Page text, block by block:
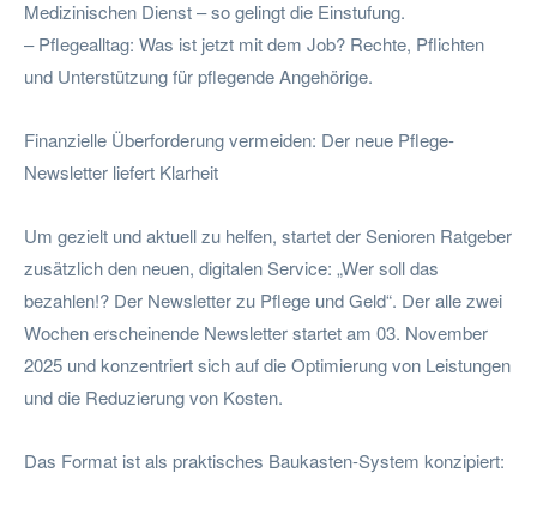
Medizinischen Dienst – so gelingt die Einstufung.
– Pflegealltag: Was ist jetzt mit dem Job? Rechte, Pflichten
und Unterstützung für pflegende Angehörige.
Finanzielle Überforderung vermeiden: Der neue Pflege-
Newsletter liefert Klarheit
Um gezielt und aktuell zu helfen, startet der Senioren Ratgeber
zusätzlich den neuen, digitalen Service: „Wer soll das
bezahlen!? Der Newsletter zu Pflege und Geld“. Der alle zwei
Wochen erscheinende Newsletter startet am 03. November
2025 und konzentriert sich auf die Optimierung von Leistungen
und die Reduzierung von Kosten.
Das Format ist als praktisches Baukasten-System konzipiert: